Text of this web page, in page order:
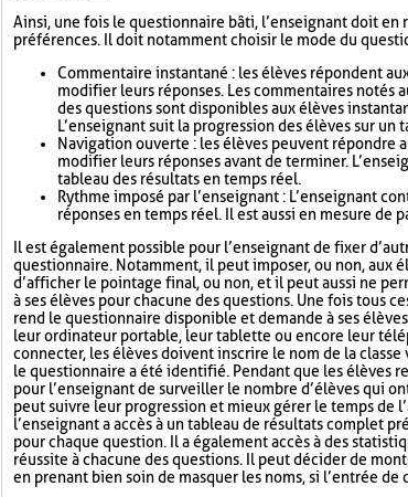
Ainsi, une fois le questionnaire bâti, l’enseignant doit en
préférences. Il doit notamment choisir le mode du
Commentaire instantané : les élèves répondent
modifier leurs réponses. Les commentaires notés
des questions sont disponibles aux élèves
L’enseignant suit la progression des élèves sur un
Navigation ouverte : les élèves peuvent répondre
modifier leurs réponses avant de terminer.
tableau des résultats en temps réel.
Rythme imposé par l’enseignant : L’enseignant
réponses en temps réel. Il est aussi en mesure de
Il est également possible pour l’enseignant de fixer
questionnaire. Notamment, il peut imposer, ou non, aux
d’afficher le pointage final, ou non, et il peut aussi ne
à ses élèves pour chacune des questions. Une fois tous
rend le questionnaire disponible et demande à ses
leur ordinateur portable, leur tablette ou encore leur
connecter, les élèves doivent inscrire le nom de la
le questionnaire a été identifié. Pendant que les élèves
pour l’enseignant de surveiller le nombre d’élèves qui
peut suivre leur progression et mieux gérer le temps de
l’enseignant a accès à un tableau de résultats complet
pour chaque question. Il a également accès à des
réussite à chacune des questions. Il peut décider de
en prenant bien soin de masquer les noms, si l’entrée